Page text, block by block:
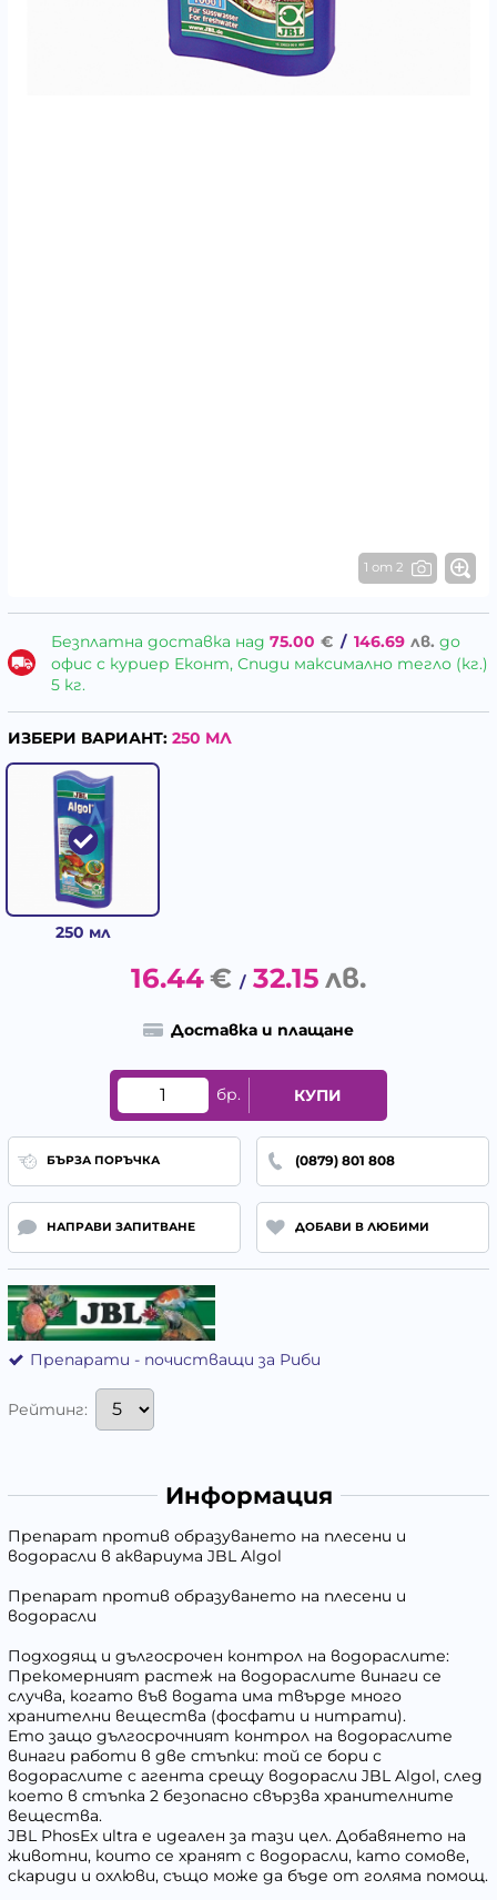
1 от 2
Безплатна доставка над 75.00 € / 146.69 лв. до
офис с куриер Еконт, Спиди максимално тегло (кг.)
5 кг.
ИЗБЕРИ ВАРИАНТ: 250 МЛ
250 мл
16.44€ / 32.15 лв.
Доставка и плащане
бр. КУПИ
БЪРЗА ПОРЪЧКА (0879) 801 808
НАПРАВИ ЗАПИТВАНЕ ДОБАВИ В ЛЮБИМИ
Препарати - почистващи за Риби
Рейтинг:
Информация
Препарат против образуването на плесени и
водорасли в аквариума JBL Algol
Препарат против образуването на плесени и
водорасли
Подходящ и дългосрочен контрол на водораслите:
Прекомерният растеж на водораслите винаги се
случва, когато във водата има твърде много
хранителни вещества (фосфати и нитрати).
Ето защо дългосрочният контрол на водораслите
винаги работи в две стъпки: той се бори с
водораслите с агента срещу водорасли JBL Algol, след
което в стъпка 2 безопасно свързва хранителните
вещества.
JBL PhosEx ultra е идеален за тази цел. Добавянето на
животни, които се хранят с водорасли, като сомове,
скариди и охлюви, също може да бъде от голяма помощ.